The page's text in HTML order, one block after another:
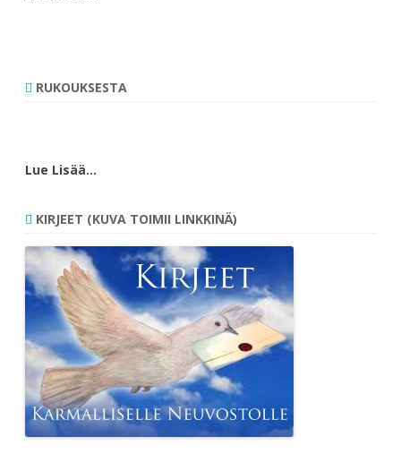
RUKOUKSESTA
Lue Lisää…
KIRJEET (KUVA TOIMII LINKKINÄ)